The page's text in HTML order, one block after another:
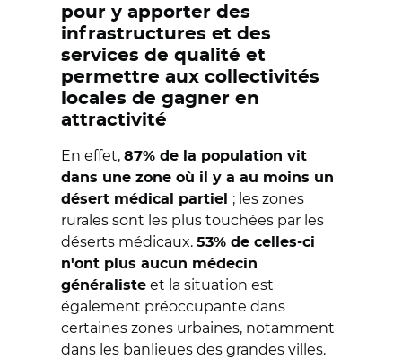
pour y apporter des
infrastructures et des
services de qualité et
permettre aux collectivités
locales de gagner en
attractivité
En effet, 87% de la population vit
dans une zone où il y a au moins un
désert médical partiel ; les zones
rurales sont les plus touchées par les
déserts médicaux. 53% de celles-ci
n'ont plus aucun médecin
généraliste et la situation est
également préoccupante dans
certaines zones urbaines, notamment
dans les banlieues des grandes villes.